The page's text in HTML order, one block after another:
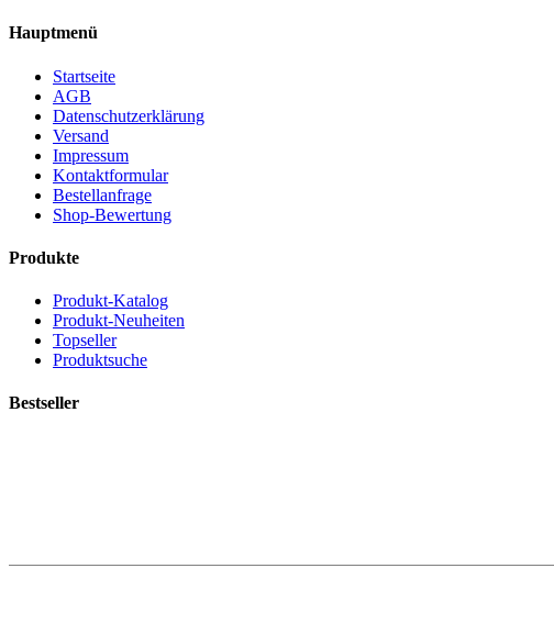
Hauptmenü
Startseite
AGB
Datenschutzerklärung
Versand
Impressum
Kontaktformular
Bestellanfrage
Shop-Bewertung
Produkte
Produkt-Katalog
Produkt-Neuheiten
Topseller
Produktsuche
Bestseller